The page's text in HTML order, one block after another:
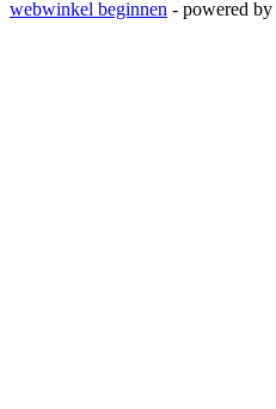
webwinkel beginnen - powered by